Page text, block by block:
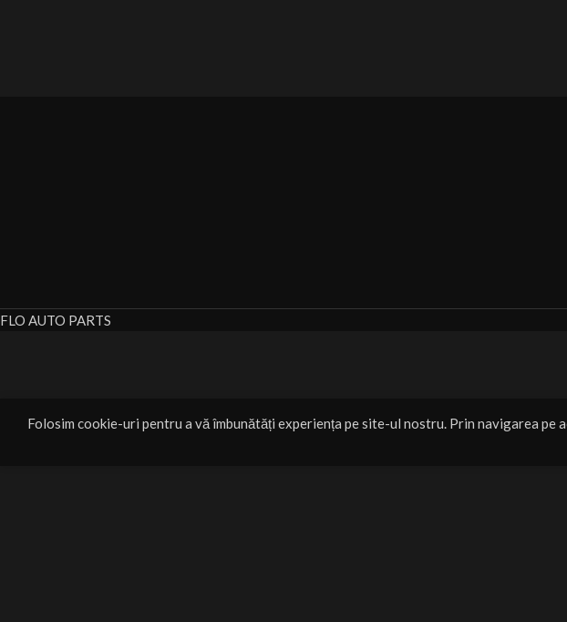
FLO AUTO PARTS
Folosim cookie-uri pentru a vă îmbunătăți experiența pe site-ul nostru. Prin navigarea pe